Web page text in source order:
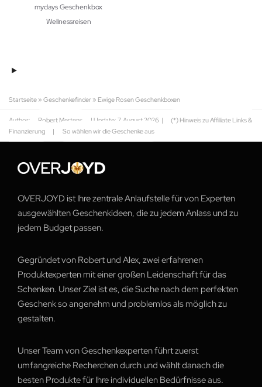
mydays Geschenkbox
Wellnessreisen
Startseite » Geschenkefinder » Ewige Rosen Geschenkboxen
Author: Robert Mertens | Update: 7. August 2026 |
(*) Hinweis zu Affiliate Links &
Finanzierung
| So wählen wir die Geschenke aus
OVERJOYD ist Ihre zentrale Anlaufstelle für von Experten
ausgewählten Geschenkideen, die zu jedem Anlass und zu
jedem Budget passen.
Gegründet von Robert und Alex, zwei erfahrenen
Produktexperten mit einer großen Leidenschaft für das
Schenken. Unser Ziel ist es, die Suche nach dem perfekten
Geschenk so angenehm und problemlos als möglich zu
gestalten.
Unser Team von Geschenkexperten führt zuerst
umfangreiche Recherchen durch und wählt danach die
besten Produkte für Ihre individuellen Bedürfnisse aus.